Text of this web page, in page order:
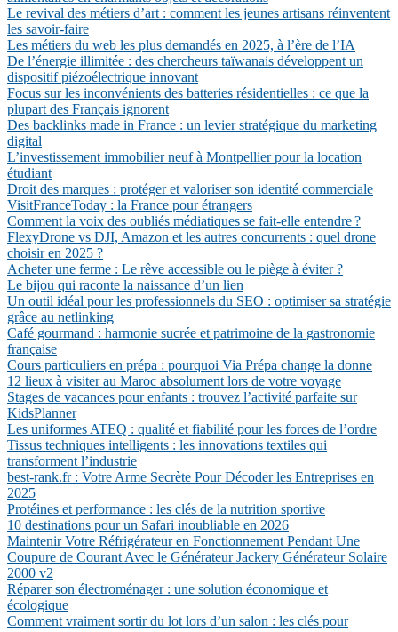
Le revival des métiers d’art : comment les jeunes artisans réinventent
les savoir-faire
Les métiers du web les plus demandés en 2025, à l’ère de l’IA
De l’énergie illimitée : des chercheurs taïwanais développent un
dispositif piézoélectrique innovant
Focus sur les inconvénients des batteries résidentielles : ce que la
plupart des Français ignorent
Des backlinks made in France : un levier stratégique du marketing
digital
L’investissement immobilier neuf à Montpellier pour la location
étudiant
Droit des marques : protéger et valoriser son identité commerciale
VisitFranceToday : la France pour étrangers
Comment la voix des oubliés médiatiques se fait-elle entendre ?
FlexyDrone vs DJI, Amazon et les autres concurrents : quel drone
choisir en 2025 ?
Acheter une ferme : Le rêve accessible ou le piège à éviter ?
Le bijou qui raconte la naissance d’un lien
Un outil idéal pour les professionnels du SEO : optimiser sa stratégie
grâce au netlinking
Café gourmand : harmonie sucrée et patrimoine de la gastronomie
française
Cours particuliers en prépa : pourquoi Via Prépa change la donne
12 lieux à visiter au Maroc absolument lors de votre voyage
Stages de vacances pour enfants : trouvez l’activité parfaite sur
KidsPlanner
Les uniformes ATEQ : qualité et fiabilité pour les forces de l’ordre
Tissus techniques intelligents : les innovations textiles qui
transforment l’industrie
best-rank.fr : Votre Arme Secrète Pour Décoder les Entreprises en
2025
Protéines et performance : les clés de la nutrition sportive
10 destinations pour un Safari inoubliable en 2026
Maintenir Votre Réfrigérateur en Fonctionnement Pendant Une
Coupure de Courant Avec le Générateur Jackery Générateur Solaire
2000 v2
Réparer son électroménager : une solution économique et
écologique
Comment vraiment sortir du lot lors d’un salon : les clés pour